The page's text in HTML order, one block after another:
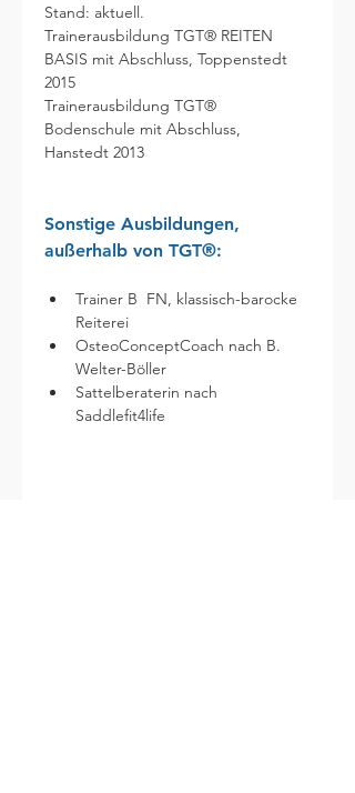
Stand: aktuell.
Trainerausbildung TGT® REITEN
BASIS mit Abschluss, Toppenstedt
2015
Trainerausbildung TGT®
Bodenschule mit Abschluss,
Hanstedt 2013
Sonstige Ausbildungen,
Trainer B  FN, klassisch-barocke
Reiterei
OsteoConceptCoach nach B.
Welter-Böller
Sattelberaterin nach
Saddlefit4life